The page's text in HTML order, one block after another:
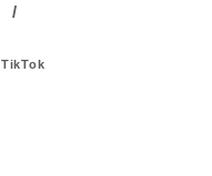
TikTok